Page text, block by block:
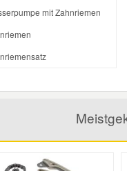
mit Zahnriemen